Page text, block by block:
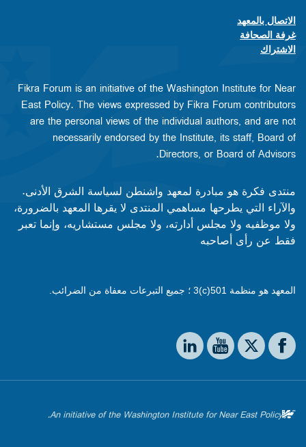
Footer contact links
الاتصال بالمعهد
غرفة الصحافة
الاشتراك
Fikra Forum is an initiative of the Washington Institute for Near
East Policy. The views expressed by Fikra Forum contributors
are the personal views of the individual authors, and are not
necessarily endorsed by the Institute, its staff, Board of
Directors, or Board of Advisors.​​
منتدى فكرة هو مبادرة لمعهد واشنطن لسياسة الشرق الأدنى.
والآراء التي يطرحها مساهمي المنتدى لا يقرها المعهد بالضرورة،
ولا موظفيه ولا مجلس أدارته، ولا مجلس مستشاريه، وإنما تعبر
فقط عن رأى أصاحبه
المعهد هو منظمة 501(c)3 ؛ جميع التبرعات معفاة من الضرائب.
Social media
The Washington Institute on Facebook
The Washington Institute on X
The Washington Institute on YouTube
The Washington Institute on LinkedIn
An initiative of the Washington Institute for Near East Policy.